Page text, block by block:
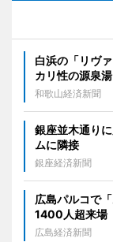
白浜の「リヴ
カリ性の源泉
和歌山経済新聞
銀座並木通り
ムに隣接
銀座経済新聞
広島パルコで
1400人超来場
広島経済新聞